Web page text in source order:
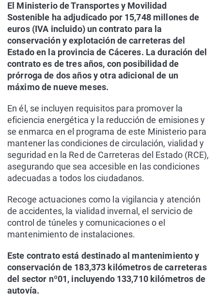
El Ministerio de Transportes y Movilidad
Sostenible ha adjudicado por 15,748 millones de
euros (IVA incluido) un contrato para la
conservación y explotación de carreteras del
Estado en la provincia de Cáceres. La duración del
contrato es de tres años, con posibilidad de
prórroga de dos años y otra adicional de un
máximo de nueve meses.
En él, se incluyen requisitos para promover la
eficiencia energética y la reducción de emisiones y
se enmarca en el programa de este Ministerio para
mantener las condiciones de circulación, vialidad y
seguridad en la Red de Carreteras del Estado (RCE),
asegurando que sea accesible en las condiciones
adecuadas a todos los ciudadanos.
Recoge actuaciones como la vigilancia y atención
de accidentes, la vialidad invernal, el servicio de
control de túneles y comunicaciones o el
mantenimiento de instalaciones.
Este contrato está destinado al mantenimiento y
conservación de 183,373 kilómetros de carreteras
del sector nº01, incluyendo 133,710 kilómetros de
autovía.